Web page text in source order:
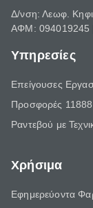
Δ/νση: Λεωφ.
ΑΦΜ: 094019245
Υπηρεσίες
Επείγουσες
Προσφορές
Ραντεβού με
Χρήσιμα
Εφημερεύοντα